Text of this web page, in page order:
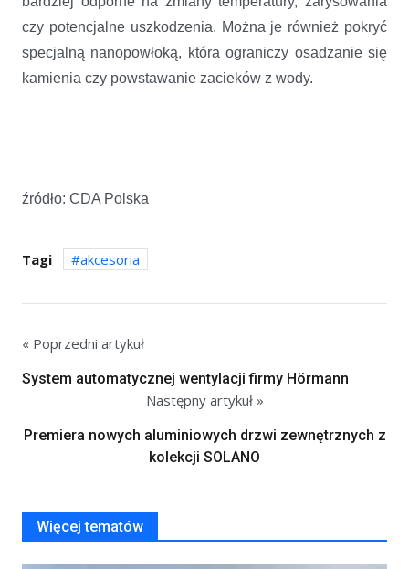
czy potencjalne uszkodzenia. Można je również pokryć
specjalną nanopowłoką, która ograniczy osadzanie się
kamienia czy powstawanie zacieków z wody.
źródło: CDA Polska
Tagi akcesoria
« Poprzedni artykuł
System automatycznej wentylacji firmy Hörmann
Następny artykuł »
Premiera nowych aluminiowych drzwi zewnętrznych z
kolekcji SOLANO
Więcej tematów